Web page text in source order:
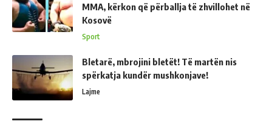
MMA, kërkon që përballja të zhvillohet në
Kosovë
Sport
Bletarë, mbrojini bletët! Të martën nis
spërkatja kundër mushkonjave!
Lajme